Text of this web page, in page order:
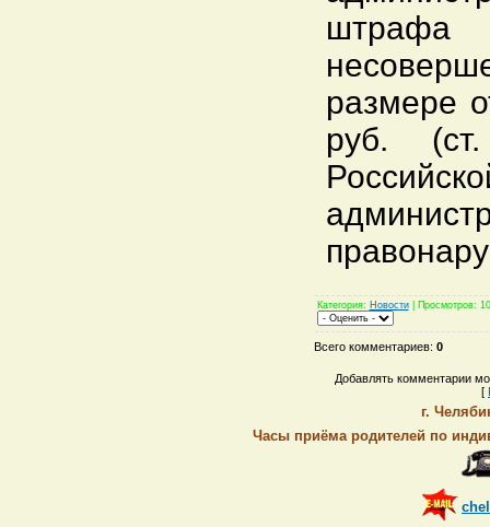
штрафа
размере
руб.
Категория: Новости| Просмотров:
Всего комментариев: 0
Добавлять комментарии
[
г.
Часы приёма родителей по